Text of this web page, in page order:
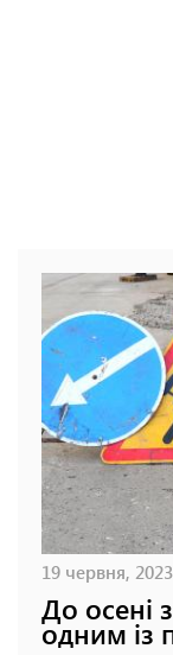
19 червня,
До осені
одним із